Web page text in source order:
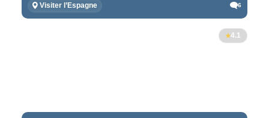
Visiter l’Espagne 6
4.1